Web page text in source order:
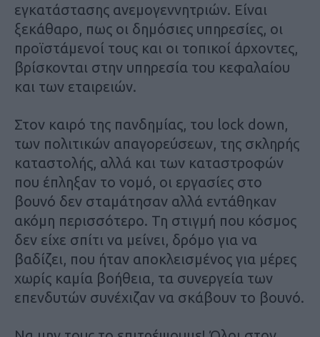
εγκατάστασης ανεμογεννητριών. Είναι
ξεκάθαρο, πως οι δημόσιες υπηρεσίες, οι
προϊστάμενοί τους και οι τοπικοί άρχοντες,
βρίσκονται στην υπηρεσία του κεφαλαίου
και των εταιρειών.
Στον καιρό της πανδημίας, του lock down,
των πολιτικών απαγορεύσεων, της σκληρής
καταστολής, αλλά και των καταστροφών
που έπληξαν το νομό, οι εργασίες στο
βουνό δεν σταμάτησαν αλλά εντάθηκαν
ακόμη περισσότερο. Τη στιγμή που κόσμος
δεν είχε σπίτι να μείνει, δρόμο για να
βαδίζει, που ήταν αποκλεισμένος για μέρες
χωρίς καμία βοήθεια, τα συνεργεία των
επενδυτών συνέχιζαν να σκάβουν το βουνό.